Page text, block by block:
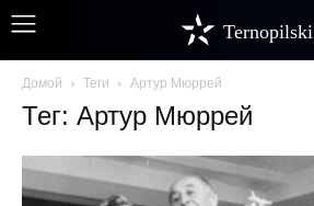
Ternopilski
Домой Теги Артур Мюррей
Тег: Артур Мюррей